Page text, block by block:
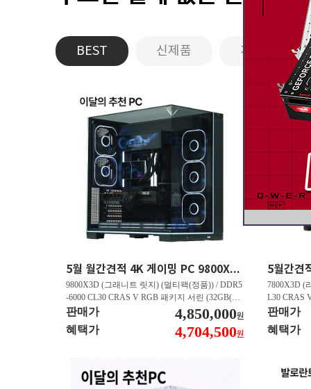
BEST 신제품 게이밍PC
5월 월간견적 4K 게이밍 PC 9800X3D RTX 5070 Ti GY508
9800X3D (그래니트 릿지) (멀티팩(정품)) / DDR5
-6000 CL30 CRAS V RGB 패키지 서린 (32GB(16
Gx2)) / B850M AORUS ELITE WIFI6E 피씨디렉
트 / 지포스 RTX 5070 Ti GAMING OC D7 16GB
피씨디렉트 / EXCERIA 히트싱크 M.2 NVMe (2T
판매가 4,850,000원
혜택가 4,704,500원
7800X3D (
L30 CRAS
B850M
스 RTX
A 히트싱크
판매가
혜택가